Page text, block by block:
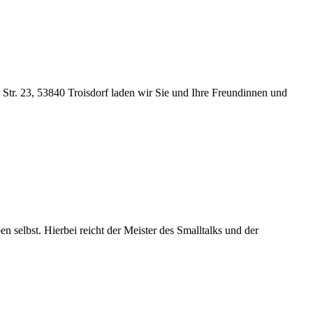
23, 53840 Troisdorf laden wir Sie und Ihre Freundinnen und
selbst. Hierbei reicht der Meister des Smalltalks und der